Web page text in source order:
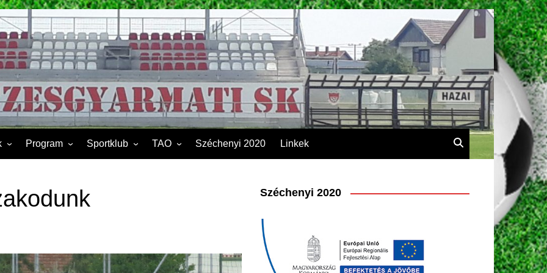
Program Sportklub
Éves beszámoló
TAO
2024
Széchenyi 2020 Linkek
Széchenyi 2020